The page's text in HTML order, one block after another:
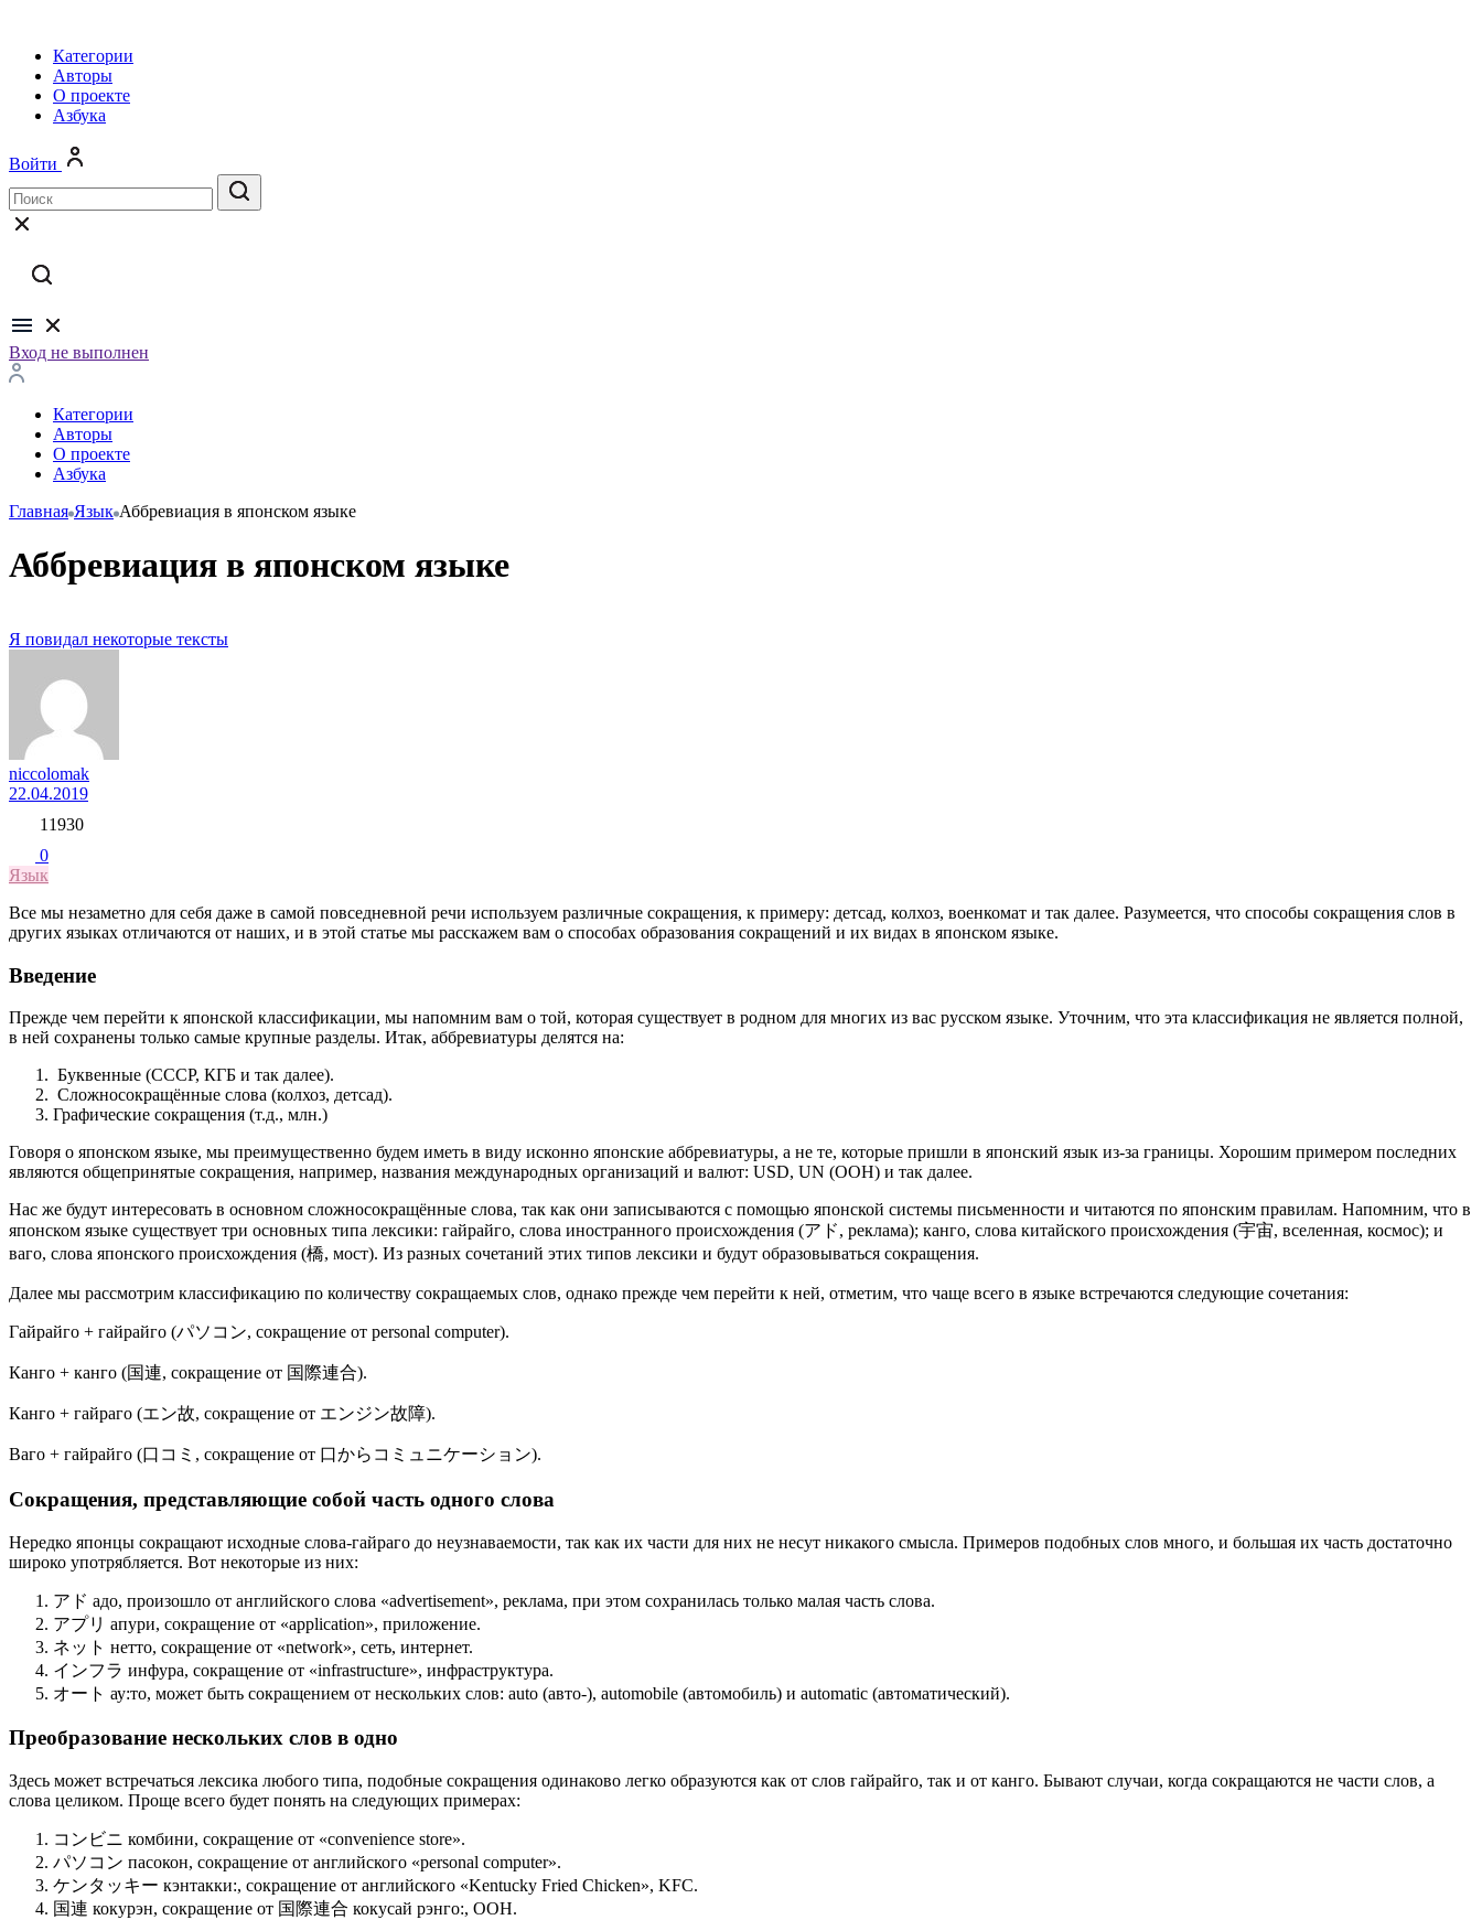
Категории
Авторы
О проекте
Азбука
Войти
Вход не выполнен
Категории
Авторы
О проекте
Азбука
Главная Язык Аббревиация в японском языке
Аббревиация в японском языке
Я повидал некоторые тексты
niccolomak
22.04.2019
11930
0
Язык
Все мы незаметно для себя даже в самой повседневной речи используем различные сокращения, к примеру: детсад, колхоз, военкомат и так далее. Разумеется, что способы сокращения слов в
других языках отличаются от наших, и в этой статье мы расскажем вам о способах образования сокращений и их видах в японском языке.
Введение
Прежде чем перейти к японской классификации, мы напомним вам о той, которая существует в родном для многих из вас русском языке. Уточним, что эта классификация не является полной,
в ней сохранены только самые крупные разделы. Итак, аббревиатуры делятся на:
Буквенные (СССР, КГБ и так далее).
Сложносокращённые слова (колхоз, детсад).
Графические сокращения (т.д., млн.)
Говоря о японском языке, мы преимущественно будем иметь в виду исконно японские аббревиатуры, а не те, которые пришли в японский язык из-за границы. Хорошим примером последних
являются общепринятые сокращения, например, названия международных организаций и валют: USD, UN (ООН) и так далее.
Нас же будут интересовать в основном сложносокращённые слова, так как они записываются с помощью японской системы письменности и читаются по японским правилам. Напомним, что в
японском языке существует три основных типа лексики: гайрайго, слова иностранного происхождения (アド, реклама); канго, слова китайского происхождения (宇宙, вселенная, космос); и
ваго, слова японского происхождения (橋, мост). Из разных сочетаний этих типов лексики и будут образовываться сокращения.
Далее мы рассмотрим классификацию по количеству сокращаемых слов, однако прежде чем перейти к ней, отметим, что чаще всего в языке встречаются следующие сочетания:
Гайрайго + гайрайго (パソコン, сокращение от personal computer).
Канго + канго (国連, сокращение от 国際連合).
Канго + гайраго (エン故, сокращение от エンジン故障).
Ваго + гайрайго (口コミ, сокращение от 口からコミュニケーション).
Сокращения, представляющие собой часть одного слова
Нередко японцы сокращают исходные слова-гайраго до неузнаваемости, так как их части для них не несут никакого смысла. Примеров подобных слов много, и большая их часть достаточно
широко употрябляется. Вот некоторые из них:
アド адо, произошло от английского слова «advertisement», реклама, при этом сохранилась только малая часть слова.
アプリ апури, сокращение от «application», приложение.
ネット нетто, сокращение от «network», сеть, интернет.
インフラ инфура, сокращение от «infrastructure», инфраструктура.
オート ау:то, может быть сокращением от нескольких слов: auto (авто-), automobile (автомобиль) и automatic (автоматический).
Преобразование нескольких слов в одно
Здесь может встречаться лексика любого типа, подобные сокращения одинаково легко образуются как от слов гайрайго, так и от канго. Бывают случаи, когда сокращаются не части слов, а
слова целиком. Проще всего будет понять на следующих примерах:
コンビニ комбини, сокращение от «convenience store».
パソコン пасокон, сокращение от английского «personal computer».
ケンタッキー кэнтакки:, сокращение от английского «Kentucky Fried Chicken», KFC.
国連 кокурэн, сокращение от 国際連合 кокусай рэнго:, ООН.